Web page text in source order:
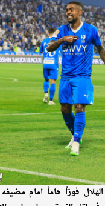
فوزاً هاماً امام مضيفه